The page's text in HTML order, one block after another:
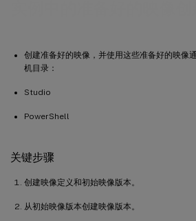
创建准备好的映像，并使用这些准备好的映像
机目录：
Studio
PowerShell
关键步骤
创建映像定义和初始映像版本。
从初始映像版本创建映像版本。
使用 PowerShell 筛选 VM 实例